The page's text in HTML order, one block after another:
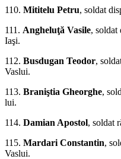
110. Mititelu Petru, soldat
111. Angheluţă Vasile, sol­dat
Iaşi.
112. Busdugan Teodor,
Vaslui.
113. Braniştia Ghe­orghe,
lui.
114. Damian Apostol, soldat
115. Mardari Constantin,
Vaslui.